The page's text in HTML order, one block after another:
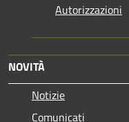
Autorizzazioni
NOVITÀ
Notizie
Comunicati